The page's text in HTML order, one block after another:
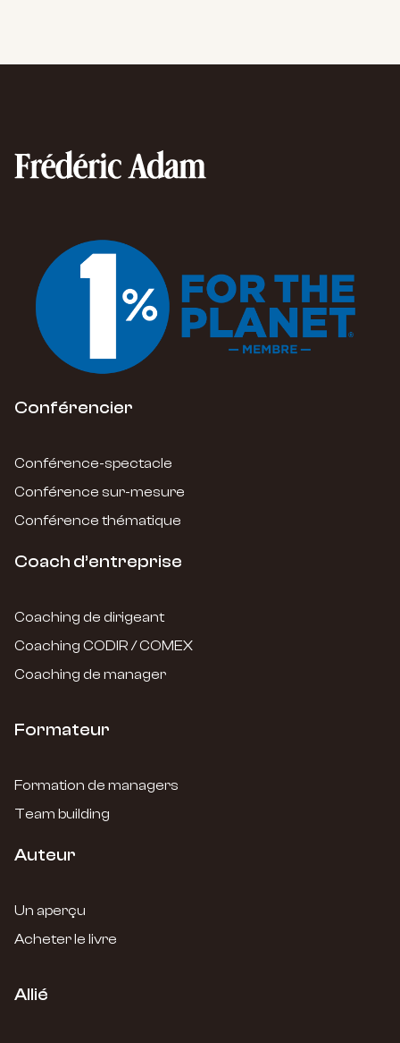
Conférencier
Conférence-spectacle
Conférence sur-mesure
Conférence thématique
Coach d’entreprise
Coaching de dirigeant
Coaching CODIR / COMEX
Coaching de manager
Formateur
Formation de managers
Team building
Auteur
Un aperçu
Acheter le livre
Allié